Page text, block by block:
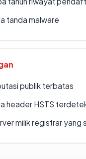
tanda malware
publik terbatas
header HSTS
milik registrar yang